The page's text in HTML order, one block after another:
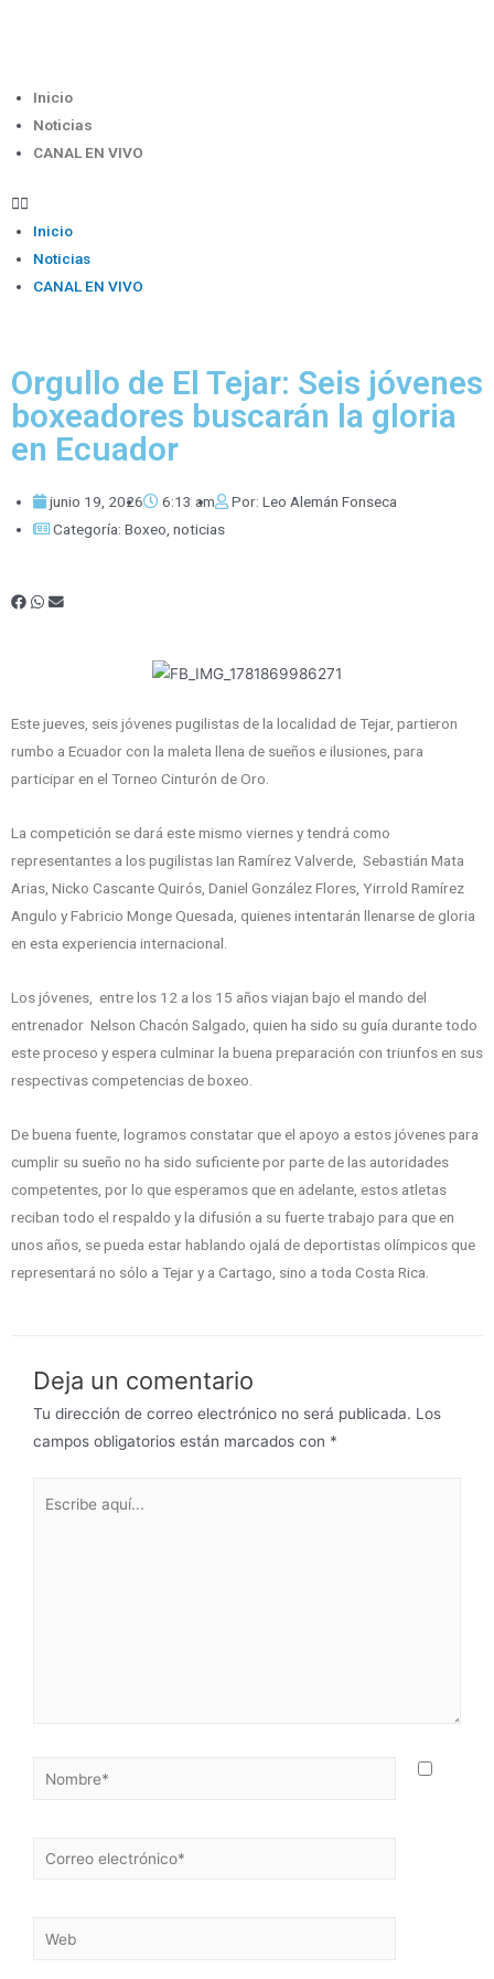
Inicio
Noticias
CANAL EN VIVO
Inicio
Noticias
CANAL EN VIVO
Orgullo de El Tejar: Seis jóvenes
boxeadores buscarán la gloria
en Ecuador
junio 19, 2026 6:13 am Por: Leo Alemán Fonseca
Categoría: Boxeo noticias
Este jueves, seis jóvenes pugilistas de la localidad de Tejar, partieron
rumbo a Ecuador con la maleta llena de sueños e ilusiones, para
participar en el Torneo Cinturón de Oro.
La competición se dará este mismo viernes y tendrá como
representantes a los pugilistas Ian Ramírez Valverde, Sebastián Mata
Arias, Nicko Cascante Quirós, Daniel González Flores, Yirrold Ramírez
Angulo y Fabricio Monge Quesada, quienes intentarán llenarse de gloria
en esta experiencia internacional.
Los jóvenes, entre los 12 a los 15 años viajan bajo el mando del
entrenador Nelson Chacón Salgado, quien ha sido su guía durante todo
este proceso y espera culminar la buena preparación con triunfos en sus
respectivas competencias de boxeo.
De buena fuente, logramos constatar que el apoyo a estos jóvenes para
cumplir su sueño no ha sido suficiente por parte de las autoridades
competentes, por lo que esperamos que en adelante, estos atletas
reciban todo el respaldo y la difusión a su fuerte trabajo para que en
unos años, se pueda estar hablando ojalá de deportistas olímpicos que
representará no sólo a Tejar y a Cartago, sino a toda Costa Rica.
Deja un comentario
Tu dirección de correo electrónico no será publicada. Los
campos obligatorios están marcados con *